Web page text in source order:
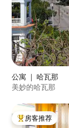
公寓 ｜ 哈瓦那
美妙的哈瓦那
热门「房客推荐」
房客推荐